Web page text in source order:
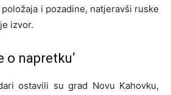
i pozadine, natjeravši ruske
izvor.
o napretku‘
ostavili su grad Novu Kahovku,